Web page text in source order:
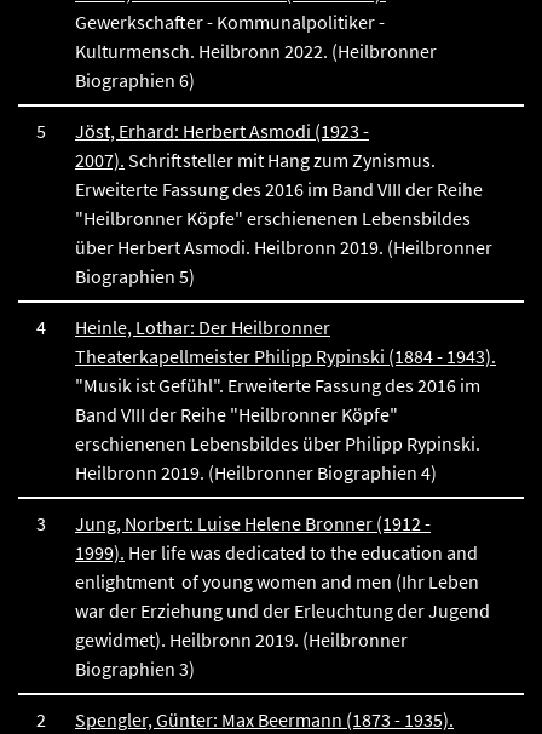
Gewerkschafter - Kommunalpolitiker -
Kulturmensch. Heilbronn 2022. (Heilbronner
Biographien 6)
5
Jöst, Erhard: Herbert Asmodi (1923 -
2007). Schriftsteller mit Hang zum Zynismus.
Erweiterte Fassung des 2016 im Band VIII der Reihe
"Heilbronner Köpfe" erschienenen Lebensbildes
über Herbert Asmodi. Heilbronn 2019. (Heilbronner
Biographien 5)
4
Heinle, Lothar: Der Heilbronner
Theaterkapellmeister Philipp Rypinski (1884 - 1943).
"Musik ist Gefühl". Erweiterte Fassung des 2016 im
Band VIII der Reihe "Heilbronner Köpfe"
erschienenen Lebensbildes über Philipp Rypinski.
Heilbronn 2019. (Heilbronner Biographien 4)
3
Jung, Norbert: Luise Helene Bronner (1912 -
1999). Her life was dedicated to the education and
enlightment of young women and men (Ihr Leben
war der Erziehung und der Erleuchtung der Jugend
gewidmet). Heilbronn 2019. (Heilbronner
Biographien 3)
2
Spengler, Günter: Max Beermann (1873 - 1935).